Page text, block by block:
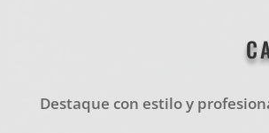
Destaque con estilo y